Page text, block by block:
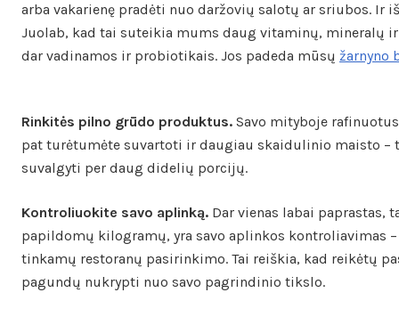
arba vakarienę pradėti nuo daržovių salotų ar sriubos.
Juolab, kad tai suteikia mums daug vitaminų, mineralų
dar vadinamos ir probiotikais. Jos padeda mūsų žarnyno
Rinkitės pilno grūdo produktus. Savo mityboje
pat turėtumėte suvartoti ir daugiau skaidulinio maisto –
suvalgyti per daug didelių porcijų.
Kontroliuokite savo aplinką. Dar vienas labai paprastas,
papildomų kilogramų, yra savo aplinkos kontroliavimas
tinkamų restoranų pasirinkimo. Tai reiškia, kad reikėtų
pagundų nukrypti nuo savo pagrindinio tikslo.